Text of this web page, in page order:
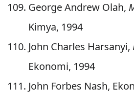
George Andrew Olah,
Kimya, 1994
John Charles Harsanyi,
Ekonomi, 1994
John Forbes Nash,